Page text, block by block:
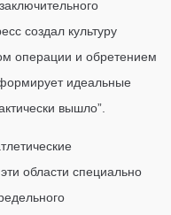
создал культуру
операции и обретением
формирует идеальные
вышло”.
области специально